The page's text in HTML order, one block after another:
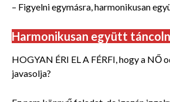
– Figyelni egymásra, harmonikusan
Harmonikusan együtt
HOGYAN ÉRI EL A FÉRFI, hogy a NŐ
javasolja?